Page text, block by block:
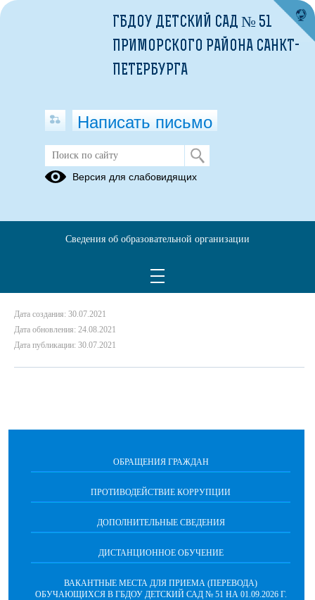
МЕДИЦИНСКИЙ ОСМОТР
УВАЖАЕМЫЕ РОДИТЕЛИ!
с 24.08.21-31.08.21 С 10.00 ДО 13.00 БУДЕТ ПРОХОДИТЬ
Дата создания: 30.07.2021
Дата обновления: 24.08.2021
Дата публикации: 30.07.2021
ОБРАЩЕНИЯ ГРАЖДАН
ПРОТИВОДЕЙСТВИЕ КОРРУПЦИИ
ДОПОЛНИТЕЛЬНЫЕ СВЕДЕНИЯ
ДИСТАНЦИОННОЕ ОБУЧЕНИЕ
ВАКАНТНЫЕ МЕСТА ДЛЯ ПРИЕМА (ПЕРЕВОДА)
ОБУЧАЮЩИХСЯ В ГБДОУ ДЕТСКИЙ САД № 51 НА 01.09.2026 Г.
ГБДОУ ДЕТСКИЙ САД № 51
ПРИМОРСКОГО РАЙОНА САНКТ-
ПЕТЕРБУРГА
Написать письмо
Версия для слабовидящих
Сведения об образовательной организации